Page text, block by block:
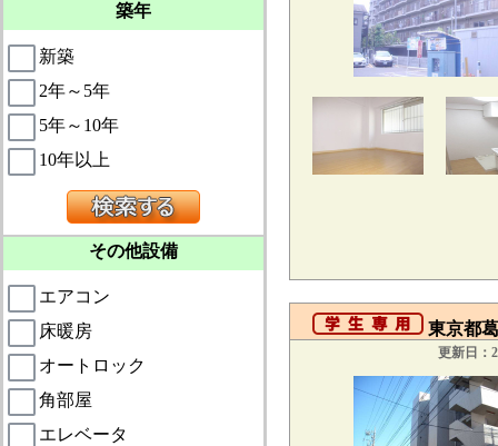
築年
新築
2年～5年
5年～10年
10年以上
その他設備
エアコン
床暖房
オートロック
角部屋
エレベータ
東京都
更新日：